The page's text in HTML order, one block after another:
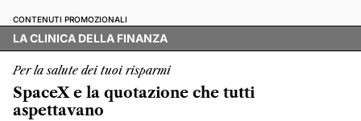
CONTENUTI PROMOZIONALI
LA CLINICA DELLA FINANZA
Per la salute dei tuoi risparmi
SpaceX e la quotazione che tutti
aspettavano